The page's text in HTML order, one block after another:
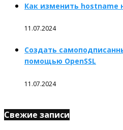
Как изменить hostname
11.07.2024
Создать
помощью OpenSSL
11.07.2024
Свежие записи